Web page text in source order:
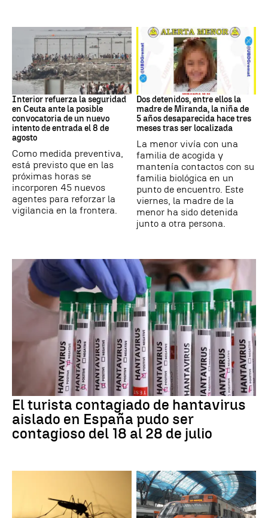
CRISIS MIGRATORIA
Interior refuerza la seguridad
en Ceuta ante la posible
convocatoria de un nuevo
intento de entrada el 8 de
agosto
Como medida preventiva,
está previsto que en las
próximas horas se
incorporen 45 nuevos
agentes para reforzar la
vigilancia en la frontera.
DESAPARICIÓN
Dos detenidos, entre ellos la
madre de Miranda, la niña de
5 años desaparecida hace tres
meses tras ser localizada
La menor vivía con una
familia de acogida y
mantenía contactos con su
familia biológica en un
punto de encuentro. Este
viernes, la madre de la
menor ha sido detenida
junto a otra persona.
El turista contagiado de hantavirus
aislado en España pudo ser
contagioso del 18 al 28 de julio